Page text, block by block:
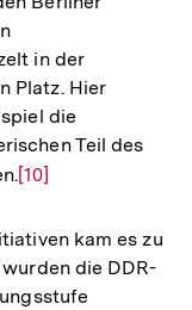
in der
Platz. Hier
die
Teil des
Zur
der
Fußnote
[10]
kam es zu
die DDR-